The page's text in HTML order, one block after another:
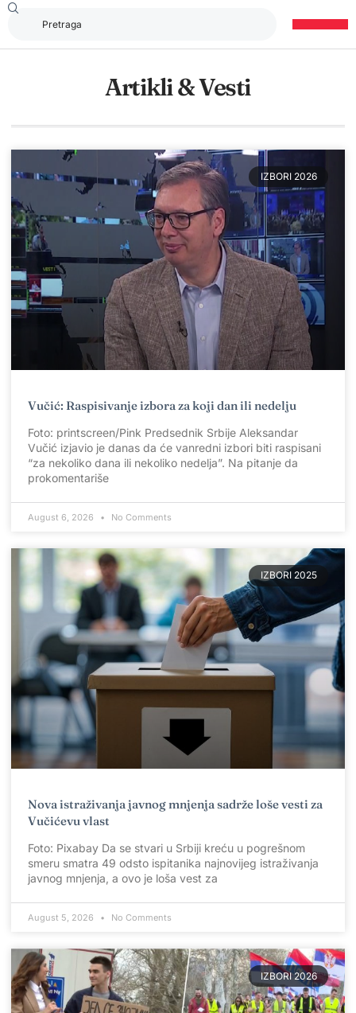
Artikli & Vesti
IZBORI 2026
Vučić: Raspisivanje izbora za koji dan ili nedelju
Foto: printscreen/Pink Predsednik Srbije Aleksandar
Vučić izjavio je danas da će vanredni izbori biti raspisani
“za nekoliko dana ili nekoliko nedelja”. Na pitanje da
prokomentariše
August 6, 2026 No Comments
IZBORI 2025
Nova istraživanja javnog mnjenja sadrže loše vesti za
Vučićevu vlast
Foto: Pixabay Da se stvari u Srbiji kreću u pogrešnom
smeru smatra 49 odsto ispitanika najnovijeg istraživanja
javnog mnjenja, a ovo je loša vest za
August 5, 2026 No Comments
IZBORI 2026